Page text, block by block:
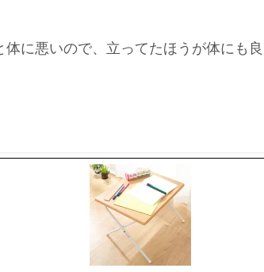
に悪いので、立ってたほうが体にも